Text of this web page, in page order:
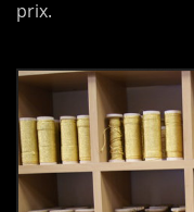
prix.